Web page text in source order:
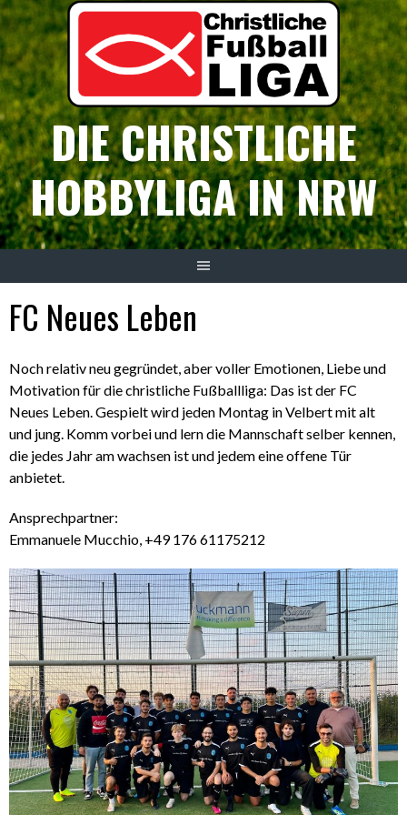
Springe
zum
Inhalt
DIE CHRISTLICHE
HOBBYLIGA IN NRW
FC Neues Leben
Noch relativ neu gegründet, aber voller Emotionen, Liebe und
Motivation für die christliche Fußballliga: Das ist der FC
Neues Leben. Gespielt wird jeden Montag in Velbert mit alt
und jung. Komm vorbei und lern die Mannschaft selber kennen,
die jedes Jahr am wachsen ist und jedem eine offene Tür
anbietet.
Ansprechpartner:
Emmanuele Mucchio, +49 176 61175212